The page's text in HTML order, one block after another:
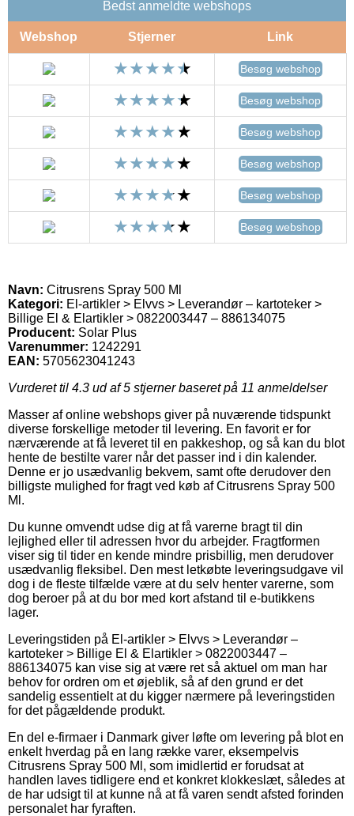
Bedst anmeldte webshops
Webshop Stjerner Link
Besøg webshop
Besøg webshop
Besøg webshop
Besøg webshop
Besøg webshop
Besøg webshop
Navn: Citrusrens Spray 500 Ml
Kategori: El-artikler > Elvvs > Leverandør – kartoteker >
Billige El & Elartikler > 0822003447 – 886134075
Producent: Solar Plus
Varenummer: 1242291
EAN: 5705623041243
Vurderet til 4.3 ud af 5 stjerner baseret på 11 anmeldelser
Masser af online webshops giver på nuværende tidspunkt
diverse forskellige metoder til levering. En favorit er for
nærværende at få leveret til en pakkeshop, og så kan du blot
hente de bestilte varer når det passer ind i din kalender.
Denne er jo usædvanlig bekvem, samt ofte derudover den
billigste mulighed for fragt ved køb af Citrusrens Spray 500
Ml.
Du kunne omvendt udse dig at få varerne bragt til din
lejlighed eller til adressen hvor du arbejder. Fragtformen
viser sig til tider en kende mindre prisbillig, men derudover
usædvanlig fleksibel. Den mest letkøbte leveringsudgave vil
dog i de fleste tilfælde være at du selv henter varerne, som
dog beroer på at du bor med kort afstand til e-butikkens
lager.
Leveringstiden på El-artikler > Elvvs > Leverandør –
kartoteker > Billige El & Elartikler > 0822003447 –
886134075 kan vise sig at være ret så aktuel om man har
behov for ordren om et øjeblik, så af den grund er det
sandelig essentielt at du kigger nærmere på leveringstiden
for det pågældende produkt.
En del e-firmaer i Danmark giver løfte om levering på blot en
enkelt hverdag på en lang række varer, eksempelvis
Citrusrens Spray 500 Ml, som imidlertid er forudsat at
handlen laves tidligere end et konkret klokkeslæt, således at
de har udsigt til at kunne nå at få varen sendt afsted forinden
personalet har fyraften.